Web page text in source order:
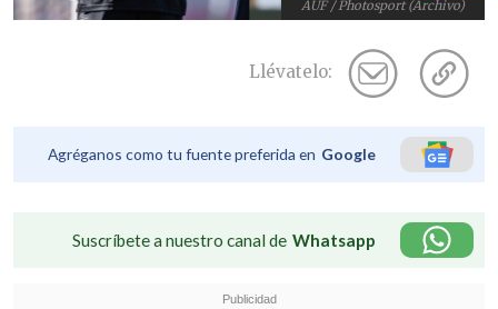
AUF / Photosport (Archivo)
Llévatelo:
Agréganos como tu fuente preferida en Google
Suscríbete a nuestro canal de Whatsapp